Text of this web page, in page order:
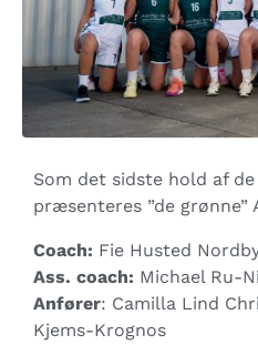
Som det sidste hold af
præsenteres ”de grønne”
Coach: Fie Husted
Ass. coach: Michael Ru-
Anfører: Camilla Lind
Kjems-Krognos